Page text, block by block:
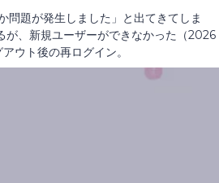
題が発生しました」と出てきてしま
が、新規ユーザーができなかった（2026
ウト後の再ログイン。